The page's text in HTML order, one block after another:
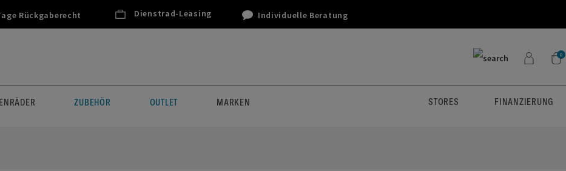
Rückgaberecht Dienstrad-Leasing Individuelle Beratung
0
ZUBEHÖR OUTLET MARKEN STORES FINANZIERUNG